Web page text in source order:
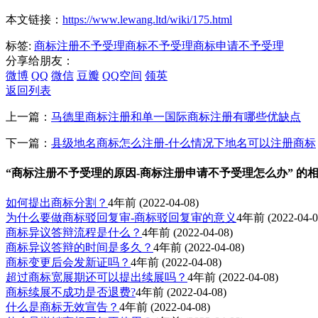
本文链接： https://www.lewang.ltd/wiki/175.html
标签: 商标注册不予受理商标不予受理商标申请不予受理
分享给朋友：
微博 QQ 微信 豆瓣 QQ空间 领英
返回列表
上一篇： 马德里商标注册和单一国际商标注册有哪些优缺点
下一篇： 县级地名商标怎么注册-什么情况下地名可以注册商标
“商标注册不予受理的原因-商标注册申请不予受理怎么办” 的
如何提出商标分割？ 4年前 (2022-04-08)
为什么要做商标驳回复审-商标驳回复审的意义4年前 (2022-04-
商标异议答辩流程是什么？ 4年前 (2022-04-08)
商标异议答辩的时间是多久？ 4年前 (2022-04-08)
商标变更后会发新证吗？ 4年前 (2022-04-08)
超过商标宽展期还可以提出续展吗？ 4年前 (2022-04-08)
商标续展不成功是否退费?4年前 (2022-04-08)
什么是商标无效宣告？ 4年前 (2022-04-08)